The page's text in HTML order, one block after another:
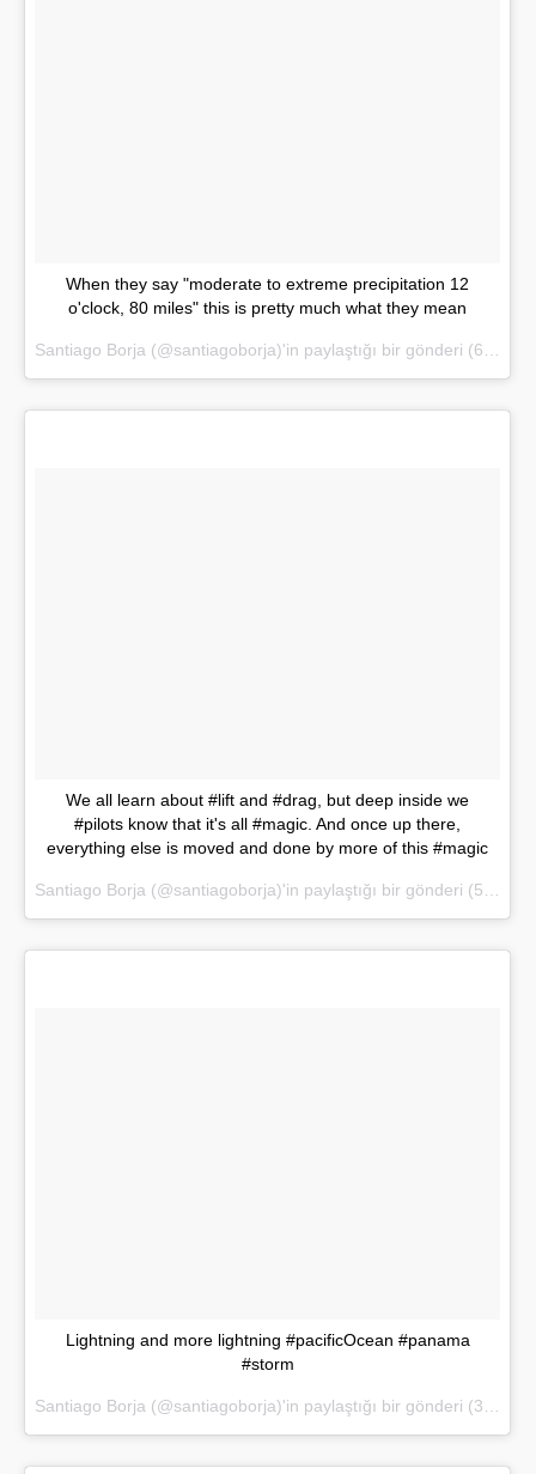
When they say "moderate to extreme precipitation 12
o'clock, 80 miles" this is pretty much what they mean
Santiago Borja (@santiagoborja)'in paylaştığı bir gönderi (6 May 2017, 19:10 PDT
We all learn about #lift and #drag, but deep inside we
#pilots know that it's all #magic. And once up there,
everything else is moved and done by more of this #magic
Santiago Borja (@santiagoborja)'in paylaştığı bir gönderi (5 May 2017, 10:25 PDT
Lightning and more lightning #pacificOcean #panama
#storm
Santiago Borja (@santiagoborja)'in paylaştığı bir gönderi (3 May 2017, 19:22 PDT